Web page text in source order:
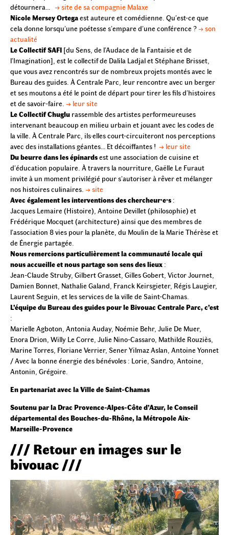
détournera… → site de sa compagnie Malaxe
Nicole Mersey Ortegaest auteure et comédienne. Qu’est-ce que
cela donne lorsqu’une poétesse s’empare d’une conférence ?→ son
actualité
Le Collectif SAFI [du Sens, de l’Audace de la Fantaisie et de
l’Imagination], est le collectif de Dalila Ladjal et Stéphane Brisset,
que vous avez rencontrés sur de nombreux projets montés avec le
Bureau des guides. À Centrale Parc, leur rencontre avec un berger
et ses moutons a été le point de départ pour tirer les fils d’histoires
et de savoir-faire. → leur site
Le Collectif Chuglu rassemble des artistes performeureuses
intervenant beaucoup en milieu urbain et jouant avec les codes de
la ville. À Centrale Parc, ils·elles court-circuiteront nos perceptions
avec des installations géantes… Et décoiffantes ! → leur site
Du beurre dans les épinardsest une association de cuisine et
d’éducation populaire. À travers la nourriture, Gaëlle Le Furaut
invite à un moment privilégié pour s’autoriser à rêver et mélanger
nos histoires culinaires. → site
Avec également les interventions des chercheur·e·s :
Jacques Lemaire (Histoire), Antoine Devillet (philosophie) et
Frédérique Mocquet (architecture) ainsi que des membres de
l’association 8 vies pour la planète, du Moulin de la Marie Thérèse et
de Énergie partagée.
Nous remercions particulièrement la communauté locale qui
nous accueille et nous partage son sens des lieux :
Jean-Claude Struby, Gilbert Grasset, Gilles Gobert, Victor Journet,
Damien Bonnet, Nathalie Galand, Franck Keirsgieter, Régis Laugier,
Laurent Seguin, et les services de la ville de Saint-Chamas.
L’équipe du Bureau des guides pour le Bivouac Centrale Parc, c’est
:
Marielle Agboton, Antonia Auday, Noémie Behr, Julie De Muer,
Enora Drion, Willy Le Corre, Julie Nino-Cassaro, Mathilde Rouziès,
Marine Torres, Floriane Verrier, Sener Yilmaz Aslan, Antoine Yonnet
/ Avec la bonne énergie des bénévoles : Lorie, Sandro, Antoine,
Antonin, Grégoire.
En partenariat avec la Ville de Saint-Chamas
Soutenu par la Drac Provence-Alpes-Côte d’Azur, le Conseil
départemental des Bouches-du-Rhône, la Métropole Aix-
Marseille-Provence
/// Retour en images sur le
bivouac ///